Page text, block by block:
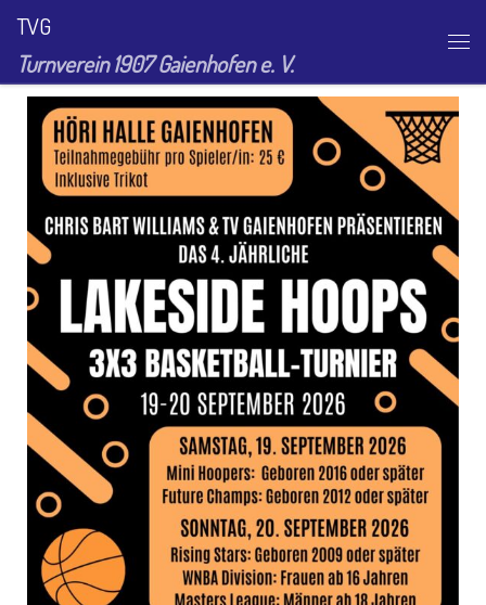
Zum Inhalt springen
TVG
Turnverein 1907 Gaienhofen e. V.